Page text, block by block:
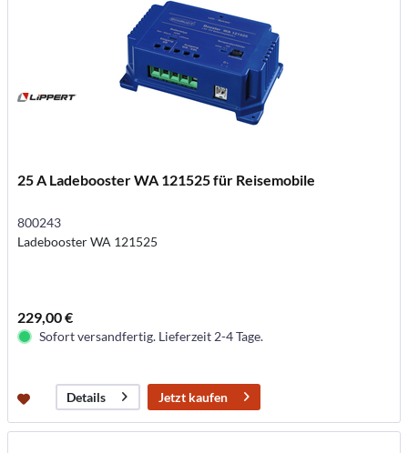
25 A Ladebooster WA 121525 für Reisemobile
800243
Ladebooster WA 121525
229,00 €
Sofort versandfertig. Lieferzeit 2-4 Tage.
Details Jetzt kaufen